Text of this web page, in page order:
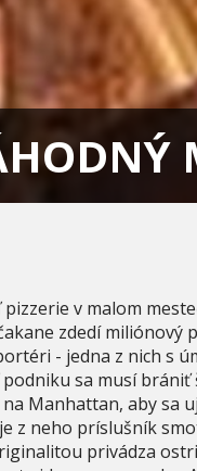
v malom
zdedí miliónový
- jedna z nich s
sa musí
Manhattan, aby sa
z neho príslušník
privádza